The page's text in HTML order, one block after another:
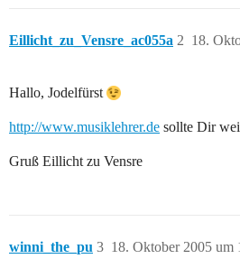
Eillicht_zu_Vensre_ac055a 18.
2
Hallo, Jodelfürst
http://www.musiklehrer.de sollte Dir
Gruß Eillicht zu Vensre
winni_the_pu 18. Oktober 2005 um
3